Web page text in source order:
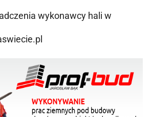
wykonawcy hali w